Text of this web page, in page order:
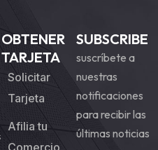
OBTENER
TARJETA
Solicitar
Tarjeta
Afilia tu
Comercio
SUBSCRIBE
suscríbete a
nuestras
notificaciones
para recibir las
últimas noticias